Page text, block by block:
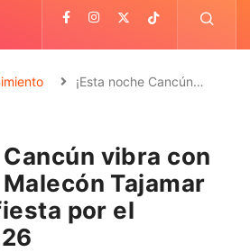
¡Esta noche Cancún…
Cancún vibra con
Tajamar
por el